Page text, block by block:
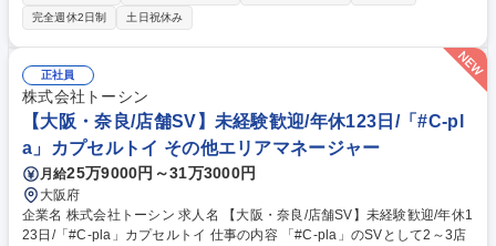
をお任せします。 【詳細】■全国の旅館やホテルの現地調査を実施：ホテ
ルのサービス、レストラン、景観、地域とのつながりを調査し、そのホテ
ルがリニューアルすることで再生の余地があるかを検討/ネット上での各種
調査(インバウンド需要の伸びや各地域ごとでの日本経済の動き等)/調査し
た内容を提案書へまとめ、独自のホテル再生プランを企画・作成。社内稟
議を実施して、成立した場合は、管理運営側との折衝等。 募集職種 【ホ
テル再生企画・実行】ホテル業界経験者歓迎！/業界4位の客室数を展開
完全週休2日制
土日祝休み
正社員
株式会社トーシン
【大阪・奈良/店舗SV】未経験歓迎/年休123日/「#C-pl
a」カプセルトイ その他エリアマネージャー
月給25万9000円～31万3000円
大阪府
企業名 株式会社トーシン 求人名 【大阪・奈良/店舗SV】未経験歓迎/年休1
23日/「#C-pla」カプセルトイ 仕事の内容 「#C-pla」のSVとして2～3店